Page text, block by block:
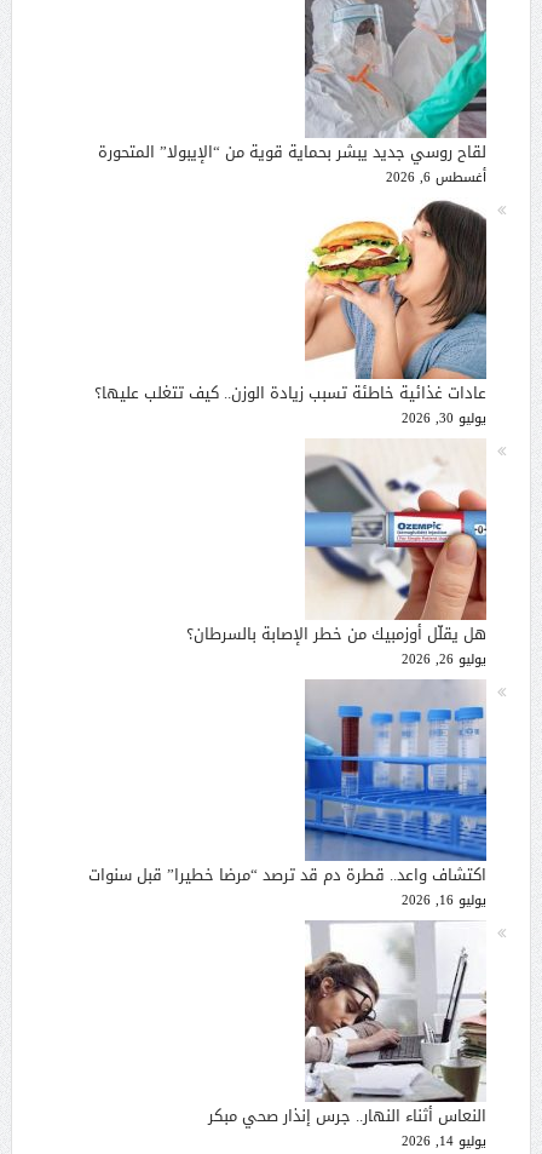
لقاح روسي جديد يبشر بحماية قوية من “الإيبولا” المتحورة
أغسطس 6, 2026
عادات غذائية خاطئة تسبب زيادة الوزن.. كيف تتغلب عليها؟
يوليو 30, 2026
هل يقلّل أوزمبيك من خطر الإصابة بالسرطان؟
يوليو 26, 2026
اكتشاف واعد.. قطرة دم قد ترصد “مرضا خطيرا” قبل سنوات
يوليو 16, 2026
النعاس أثناء النهار.. جرس إنذار صحي مبكر
يوليو 14, 2026